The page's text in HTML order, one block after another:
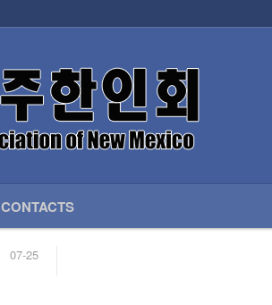
CONTACTS
04-04